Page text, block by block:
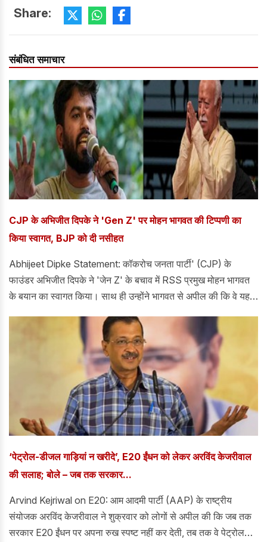
Share:
संबंधित समाचार
CJP के अभिजीत दिपके ने 'Gen Z' पर मोहन भागवत की टिप्पणी का
किया स्वागत, BJP को दी नसीहत
Abhijeet Dipke Statement: कॉकरोच जनता पार्टी' (CJP) के
फाउंडर अभिजीत दिपके ने 'जेन Z' के बचाव में RSS प्रमुख मोहन भागवत
के बयान का स्वागत किया। साथ ही उन्होंने भागवत से अपील की कि वे यह
रहे छात्रों को "देश-विरोधी" न कहें।
‘पेट्रोल-डीजल गाड़ियां न खरीदे’, E20 ईंधन को लेकर अरविंद केजरीवाल
की सलाह; बोले – जब तक सरकार...
Arvind Kejriwal on E20: आम आदमी पार्टी (AAP) के राष्ट्रीय
संयोजक अरविंद केजरीवाल ने शुक्रवार को लोगों से अपील की कि जब तक
सरकार E20 ईंधन पर अपना रुख स्पष्ट नहीं कर देती, तब तक वे पेट्रोल